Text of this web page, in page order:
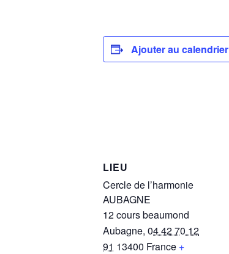
Ajouter au calendrier
LIEU
Cercle de l’harmonie
AUBAGNE
12 cours beaumond
Aubagne, 04 42 70 12
91 13400 France +